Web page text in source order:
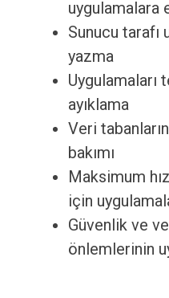
uygulamalara
Sunucu tarafı
yazma
Uygulamaları
ayıklama
Veri
bakımı
Maksimum
için
Güvenlik ve
önlemlerinin